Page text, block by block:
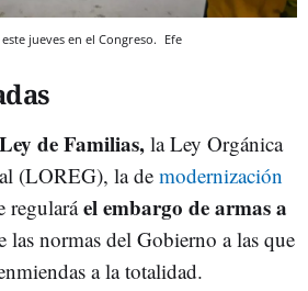
jueves en el Congreso. Efe
de Familias, la Ley Orgánica
(LOREG), la de modernización
regularáel embargo de armas a
las normas del Gobierno a las que
a la totalidad.